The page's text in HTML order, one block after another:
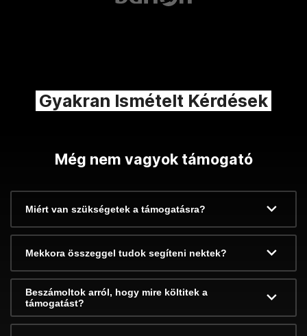
Gyakran Ismételt Kérdések
Még nem vagyok támogató
Miért van szükségetek a támogatásra?
Mekkora összeggel tudok segíteni nektek?
Beszámoltok arról, hogy mire költitek a
támogatást?